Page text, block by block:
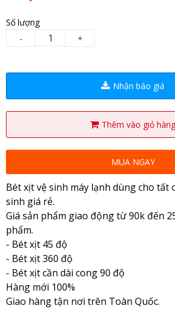
Số lượng
-
+
Nhận báo giá
Thêm vào giỏ hàng
MUA NGAY
Bét xịt vệ sinh máy lạnh dùng cho tất
sinh giá rẻ.
Giá sản phẩm giao động từ 90k đến
phẩm.
- Bét xịt 45 độ
- Bét xịt 360 độ
- Bét xịt cần dài cong 90 độ
Hàng mới 100%
Giao hàng tận nơi trên Toàn Quốc.